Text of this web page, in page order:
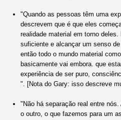
"Quando as pessoas têm uma
descrevem que é que eles
realidade material em torno
suficiente e alcançar um senso
então todo o mundo material
basicamente vai embora. que
experiência de ser puro,
". [Nota do Gary: isso descreve
"Não há separação real entre
o outro, o que fazemos para um